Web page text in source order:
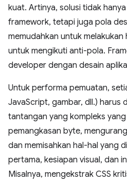
kuat. Artinya, solusi tidak
framework, tetapi juga pola
memudahkan untuk
untuk mengikuti anti-pola.
developer dengan desain
Untuk performa pemuatan,
JavaScript, gambar, dll.) harus
tantangan yang kompleks
pemangkasan byte,
dan memisahkan hal-hal yang
pertama, kesiapan visual, dan
Misalnya, mengekstrak CSS